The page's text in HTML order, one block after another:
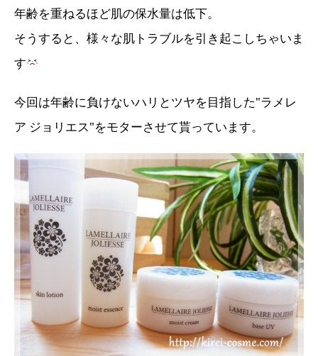
年齢を重ねるほど肌の保水量は低下。
そうすると、様々な肌トラブルを引き起こしちゃいま
す
今回は年齢に負けないハリとツヤを目指した"ラメレ
ア ジョリエス"をモターさせて貰っています。